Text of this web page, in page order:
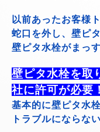
以前あったお客様
蛇口を外し、壁ピ
壁ピタ水栓がまっ
壁ピタ水栓を取
社に許可が必要
基本的に壁ピタ水
トラブルにならな